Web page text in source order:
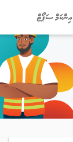
އިންކަމް ސަޕޯޓް